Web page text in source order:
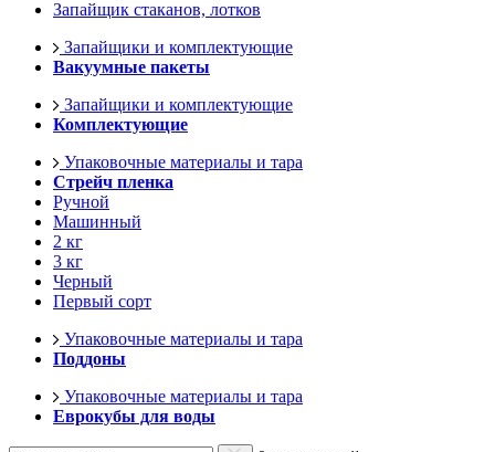
Запайщик стаканов, лотков
Запайщики и комплектующие
Вакуумные пакеты
Запайщики и комплектующие
Комплектующие
Упаковочные материалы и тара
Стрейч пленка
Ручной
Машинный
2 кг
3 кг
Черный
Первый сорт
Упаковочные материалы и тара
Поддоны
Упаковочные материалы и тара
Еврокубы для воды